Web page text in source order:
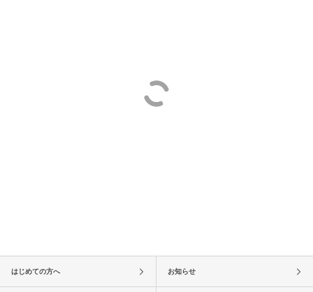
はじめての方へ お知らせ